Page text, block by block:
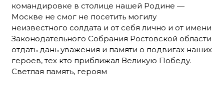
командировке в столице нашей Родине —
Москве не смог не посетить могилу
неизвестного солдата и от себя лично и от имени
Законодательного Собрания Ростовской области
отдать дань уважения и памяти о подвигах наших
героев, тех кто приближал Великую Победу.
Светлая память, героям